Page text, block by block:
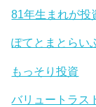
81年生まれが投
ぽてとまとらい
もっそり投資
バリュートラス